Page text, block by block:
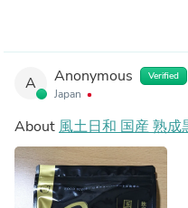
A Anonymous Verified
Japan
About風土日和 国産 熟